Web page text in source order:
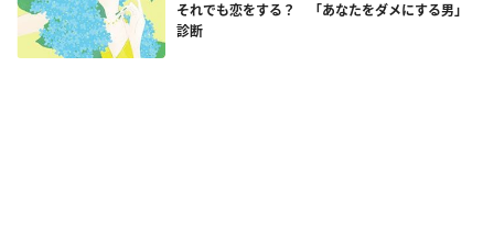
それでも恋をする？ 「あなたをダメにする男」
診断